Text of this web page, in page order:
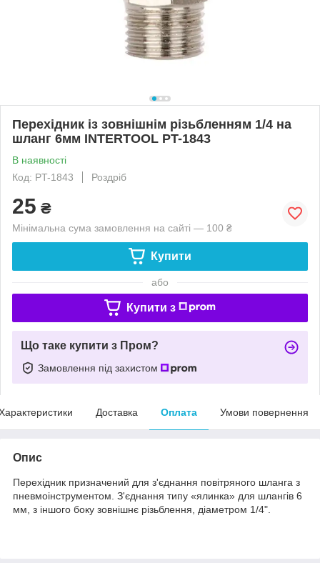
Перехідник із зовнішнім різьбленням 1/4 на
шланг 6мм INTERTOOL PT-1843
В наявності
Код: PT-1843
Роздріб
25 ₴
Мінімальна сума замовлення на сайті — 100 ₴
Купити
або
Купити з
Що таке купити з Пром?
Замовлення під захистом
Доставка Оплата Умови повернення
Опис
Перехідник призначений для з'єднання повітряного шланга з
пневмоінструментом. З'єднання типу «ялинка» для шлангів 6
мм, з іншого боку зовнішнє різьблення, діаметром 1/4".